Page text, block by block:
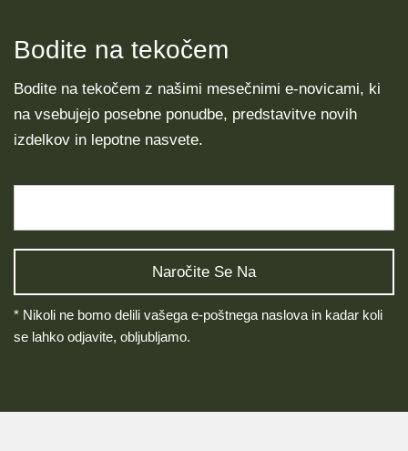
Bodite na tekočem
Bodite na tekočem z našimi mesečnimi e-novicami, ki
na vsebujejo posebne ponudbe, predstavitve novih
izdelkov in lepotne nasvete.
* Nikoli ne bomo delili vašega e-poštnega naslova in kadar koli
se lahko odjavite, obljubljamo.